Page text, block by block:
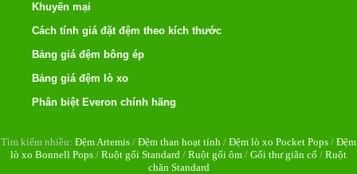
Khuyến mại
Cách tính giá đặt đệm theo kích thước
Bảng giá đệm bông ép
Bảng giá đệm lò xo
Phân biệt Everon chính hãng
Tìm kiếm nhiều: Đệm Artemis / Đệm than hoạt tính / Đệm lò xo Pocket Pops / Đệm
lò xo Bonnell Pops / Ruột gối Standard / Ruột gối ôm / Gối thư giãn cổ / Ruột
chăn Standard